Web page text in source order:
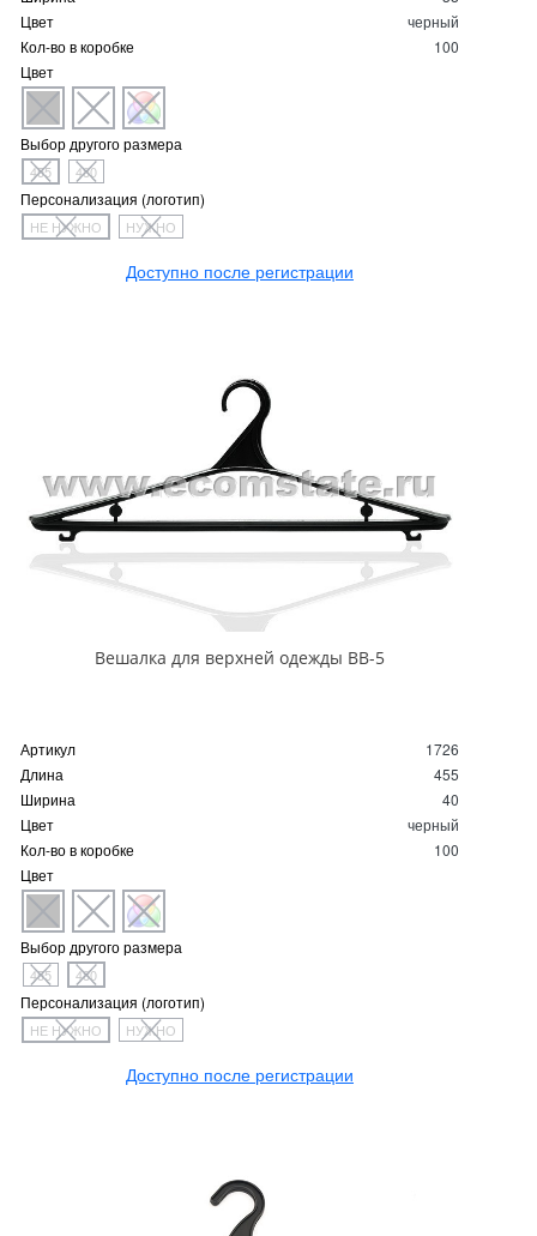
Цвет
черный
Кол-во в коробке
100
Цвет
Выбор другого размера
455 480
Персонализация (логотип)
НЕ НУЖНО НУЖНО
Доступно после регистрации
Вешалка для верхней одежды ВВ-5
Артикул
1726
Длина
455
Ширина
40
Цвет
черный
Кол-во в коробке
100
Цвет
Выбор другого размера
455 480
Персонализация (логотип)
НЕ НУЖНО НУЖНО
Доступно после регистрации